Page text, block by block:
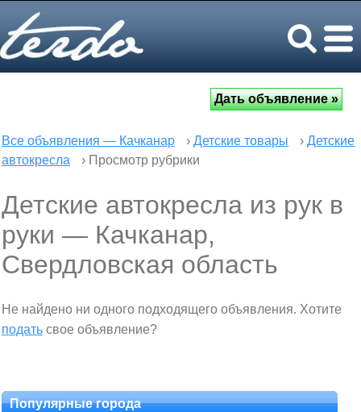
Все объявления — Качканар › Детские товары › Детские
автокресла
› Просмотр рубрики
Детские автокресла из рук в
руки — Качканар,
Свердловская область
Не найдено ни одного подходящего объявления. Хотите
подать свое объявление?
Популярные города